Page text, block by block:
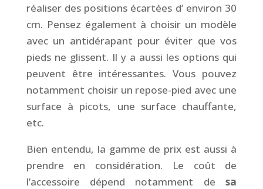
réaliser des positions écartées d’ environ 30
cm. Pensez également à choisir un modèle
avec un antidérapant pour éviter que vos
pieds ne glissent. Il y a aussi les options qui
peuvent être intéressantes. Vous pouvez
notamment choisir un repose-pied avec une
surface à picots, une surface chauffante,
etc.
Bien entendu, la gamme de prix est aussi à
prendre en considération. Le coût de
l’accessoire dépend notamment de sa